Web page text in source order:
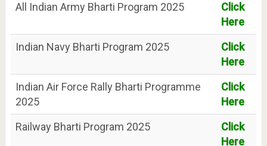
All Indian Army Bharti Program 2025
Click
Here
Indian Navy Bharti Program 2025
Click
Here
Indian Air Force Rally Bharti Programme
2025
Click
Here
Railway Bharti Program 2025
Click
Here